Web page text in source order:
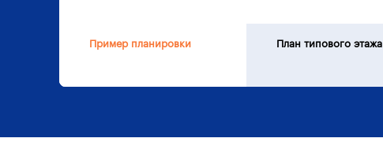
Пример планировки План типового этажа